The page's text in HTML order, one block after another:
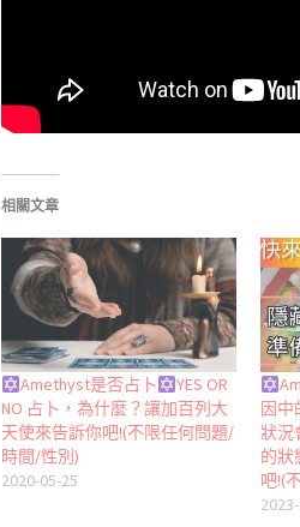
相關文章
Amethyst是否占卜
YES OR
NO 占卜，為什麼？讓加百列大
天使來告訴你吧!(不限任何問題/
時間/性別)
2020-05-25
因中
狀況
的狀
吧!(